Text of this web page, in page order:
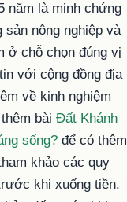
năm là minh chứng
nông nghiệp và
ở chỗ chọn đúng vị
với cộng đồng địa
về kinh nghiệm
bài Đất Khánh
sống? để có thêm
khảo các quy
khi xuống tiền.